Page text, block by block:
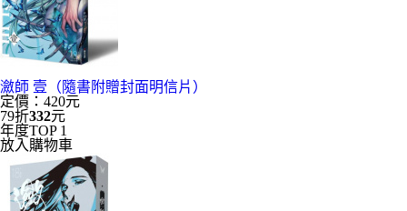
瀲師 壹（隨書附贈封面明信片）
定價：420元
79折332元
年度TOP 1
放入購物車